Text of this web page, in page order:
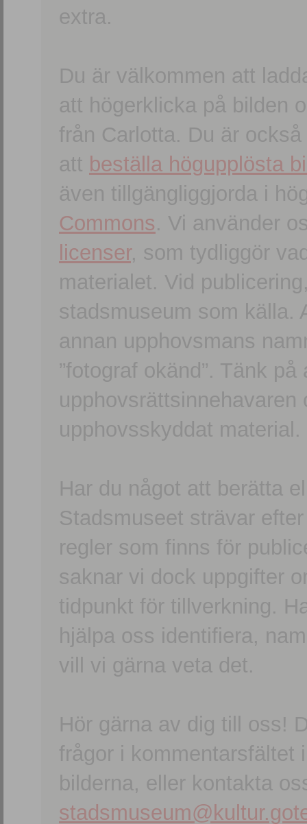
extra.
Du är välkommen att
att högerklicka på bilden
från Carlotta. Du är
att beställa högupplösta
även tillgängliggjorda i
Commons. Vi använder
licenser, som tydliggör
materialet. Vid
stadsmuseum som källa.
annan upphovsmans
”fotograf okänd”. Tänk
upphovsskyddat material.
Har du något att berätta
Stadsmuseet strävar
regler som finns för
saknar vi dock uppgifter
tidpunkt för tillverkning.
hjälpa oss identifiera,
vill vi gärna veta det.
Hör gärna av dig till oss!
frågor i kommentarsfältet
bilderna, eller kontakta